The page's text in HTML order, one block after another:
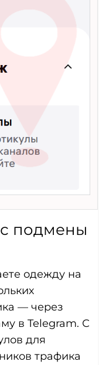
подмены
одежду на
— через
в Telegram. С
для
трафика